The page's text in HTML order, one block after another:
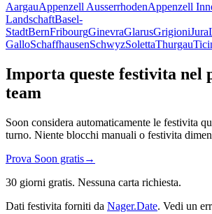
AargauAppenzell AusserrhodenAppenzell
LandschaftBasel-
StadtBernFribourgGinevraGlarusGrigioniJura
GalloSchaffhausenSchwyzSolettaThurgau
Importa queste festivita nel
team
Soon considera automaticamente le festivita
turno. Niente blocchi manuali o festivita
Prova Soon gratis→
30 giorni gratis. Nessuna carta richiesta.
Dati festivita forniti da Nager.Date. Vedi un